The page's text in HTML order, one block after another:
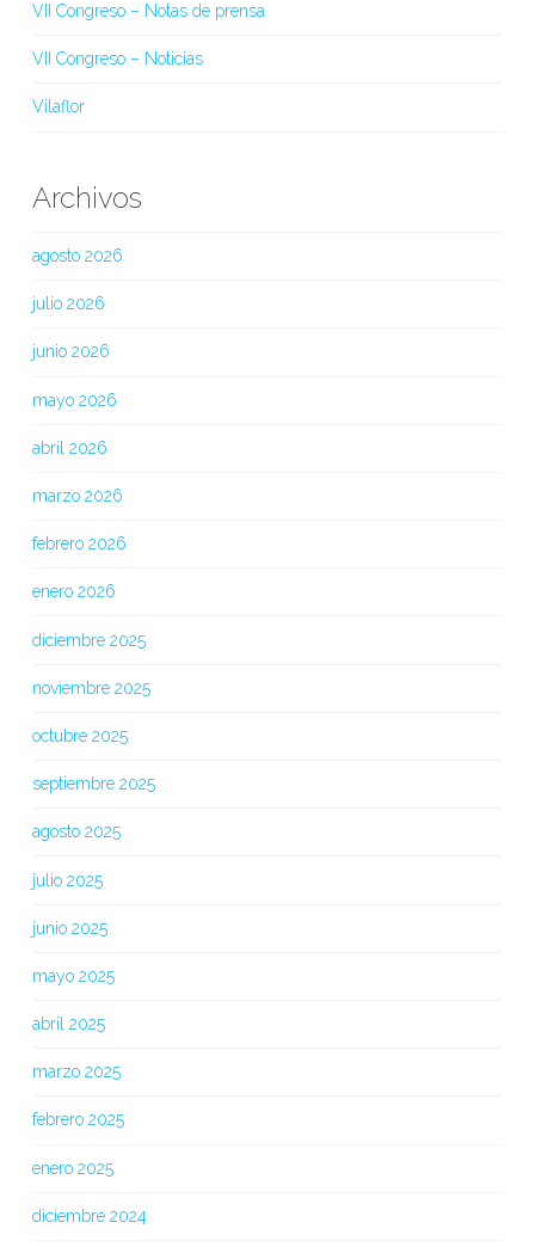
VII Congreso – Notas de prensa
VII Congreso – Noticias
Vilaflor
Archivos
agosto 2026
julio 2026
junio 2026
mayo 2026
abril 2026
marzo 2026
febrero 2026
enero 2026
diciembre 2025
noviembre 2025
octubre 2025
septiembre 2025
agosto 2025
julio 2025
junio 2025
mayo 2025
abril 2025
marzo 2025
febrero 2025
enero 2025
diciembre 2024